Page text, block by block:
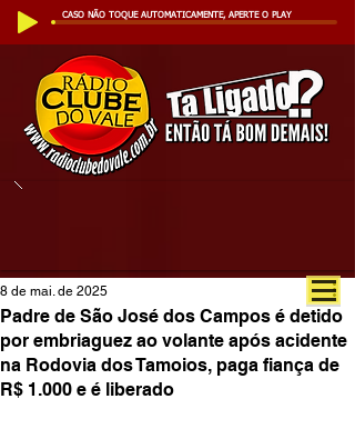
CASO NÃO TOQUE AUTOMATICAMENTE, APERTE O PLAY
Padre de São José dos Campos é detido
por embriaguez ao volante após acidente
na Rodovia dos Tamoios, paga fiança de
R$ 1.000 e é liberado
8 de mai. de 2025